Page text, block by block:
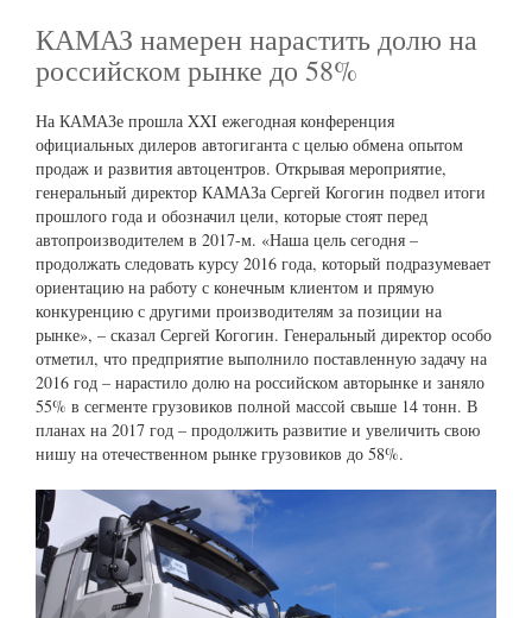
КАМАЗ намерен нарастить долю на
российском рынке до 58%
На КАМАЗе прошла XXI ежегодная конференция
официальных дилеров автогиганта с целью обмена опытом
продаж и развития автоцентров. Открывая мероприятие,
генеральный директор КАМАЗа Сергей Когогин подвел итоги
прошлого года и обозначил цели, которые стоят перед
автопроизводителем в 2017-м. «Наша цель сегодня –
продолжать следовать курсу 2016 года, который подразумевает
ориентацию на работу с конечным клиентом и прямую
конкуренцию с другими производителям за позиции на
рынке», – сказал Сергей Когогин. Генеральный директор особо
отметил, что предприятие выполнило поставленную задачу на
2016 год – нарастило долю на российском авторынке и заняло
55% в сегменте грузовиков полной массой свыше 14 тонн. В
планах на 2017 год – продолжить развитие и увеличить свою
нишу на отечественном рынке грузовиков до 58%.